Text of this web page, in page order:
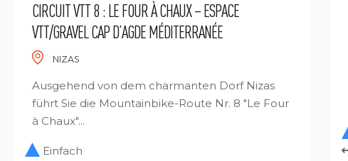
CIRCUIT VTT 8 : LE FOUR À CHAUX – ESPACE
VTT/GRAVEL CAP D’AGDE MÉDITERRANÉE
NIZAS
Ausgehend von dem charmanten Dorf Nizas
führt Sie die Mountainbike-Route Nr. 8 "Le Four
à Chaux"...
Einfach